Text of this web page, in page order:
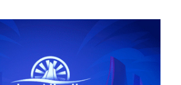
TECHNIQUE